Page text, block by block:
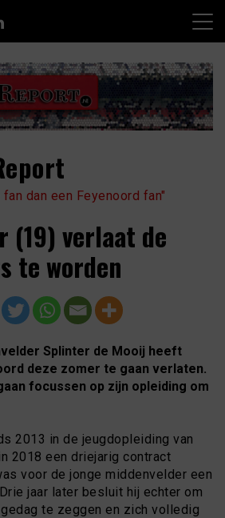
dan een Feyenoord fan"
(19) verlaat de
te worden
Splinter de Mooij heeft
deze zomer te gaan verlaten.
focussen op zijn opleiding om
2013 in de jeugdopleiding van
2018 een driejarig contract
voor de jonge middenvelder een
jaar later besluit hij echter om
te zeggen en zich volledig